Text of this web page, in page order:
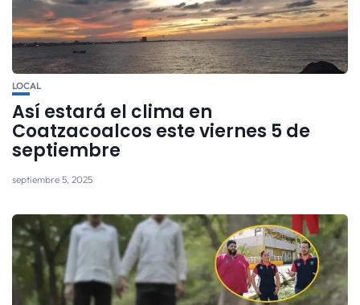
LOCAL
Así estará el clima en
Coatzacoalcos este viernes 5 de
septiembre
septiembre 5, 2025